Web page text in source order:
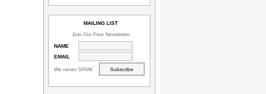
MAILING LIST
Join Our Free Newsletter
NAME
EMAIL
We never SPAM